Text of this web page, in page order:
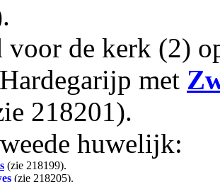
voor de kerk (2)
met
218201).
huwelijk:
(zie 218199).
(zie 218205).